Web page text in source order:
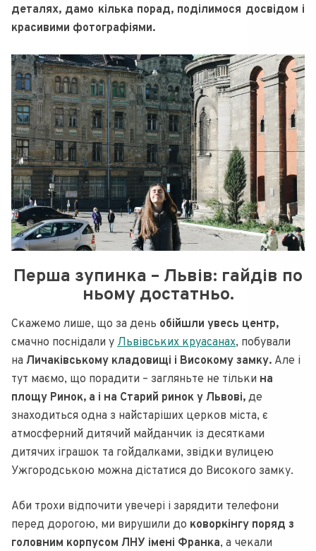
деталях, дамо кілька порад, поділимося досвідом і
красивими фотографіями.
Перша зупинка – Львів: гайдів по
ньому достатньо.
Скажемо лише, що за день обійшли увесь центр,
смачно поснідали у Львівських круасанах, побували
на Личаківському кладовищі і Високому замку. Але і
тут маємо, що порадити – загляньте не тільки на
площу Ринок, а і на Старий ринок у Львові, де
знаходиться одна з найстаріших церков міста, є
атмосферний дитячий майданчик із десятками
дитячих іграшок та гойдалками, звідки вулицею
Ужгородською можна дістатися до Високого замку.
Аби трохи відпочити увечері і зарядити телефони
перед дорогою, ми вирушили до коворкінгу поряд з
головним корпусом ЛНУ імені Франка, а чекали